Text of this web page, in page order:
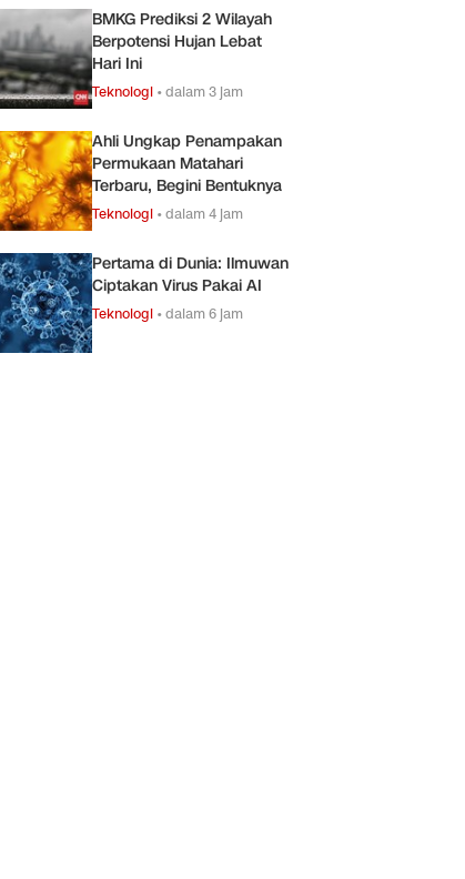
BMKG Prediksi 2 Wilayah
Berpotensi Hujan Lebat
Hari Ini
Teknologi •dalam 3 jam
Ahli Ungkap Penampakan
Permukaan Matahari
Terbaru, Begini Bentuknya
Teknologi •dalam 4 jam
Pertama di Dunia: Ilmuwan
Ciptakan Virus Pakai AI
Teknologi •dalam 6 jam